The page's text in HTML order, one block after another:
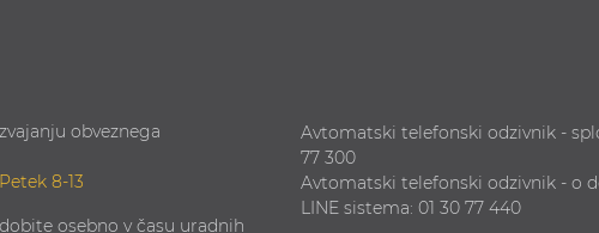
obveznega
8-13
osebno v času uradnih
Avtomatski telefonski odzivnik -
77 300
Avtomatski telefonski odzivnik - o
LINE sistema: 01 30 77 440